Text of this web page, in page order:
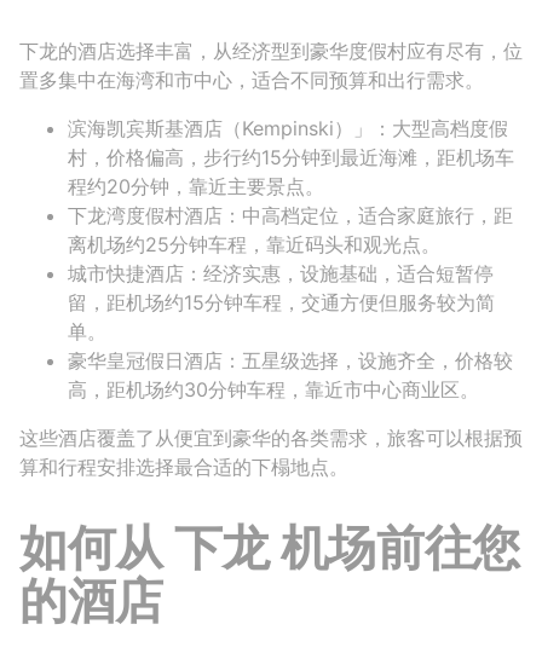
下龙的酒店选择丰富，从经济型到豪华度假村应有尽有，位
置多集中在海湾和市中心，适合不同预算和出行需求。
滨海凯宾斯基酒店（Kempinski）」：大型高档度假
村，价格偏高，步行约15分钟到最近海滩，距机场车
程约20分钟，靠近主要景点。
下龙湾度假村酒店：中高档定位，适合家庭旅行，距
离机场约25分钟车程，靠近码头和观光点。
城市快捷酒店：经济实惠，设施基础，适合短暂停
留，距机场约15分钟车程，交通方便但服务较为简
单。
豪华皇冠假日酒店：五星级选择，设施齐全，价格较
高，距机场约30分钟车程，靠近市中心商业区。
这些酒店覆盖了从便宜到豪华的各类需求，旅客可以根据预
算和行程安排选择最合适的下榻地点。
如何从 下龙 机场前往您
的酒店